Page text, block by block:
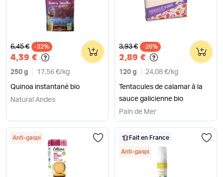
Ancien prix
6,45 € -32%
4,39 €
250 g 17,56 €/ kg
Quinoa instantané bio
0
Natural Andes
Ancien prix
3,93 € -26%
2,89 €
120 g 24,08 €/ kg
Tentacules de calamar à la
sauce galicienne bio
0
Pain de Mer
Anti-gaspi Fait en France
Anti-gaspi